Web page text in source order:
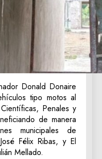
Donald Donaire
tipo motos al
Penales y
de manera
municipales de
Félix Ribas, y El
Mellado.